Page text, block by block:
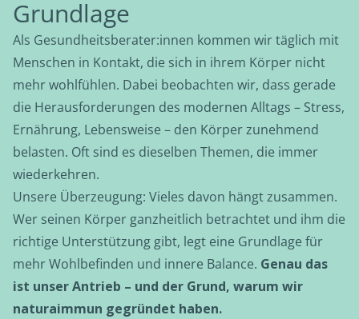
Grundlage
Als Gesundheitsberater:innen kommen wir täglich mit
Menschen in Kontakt, die sich in ihrem Körper nicht
mehr wohlfühlen. Dabei beobachten wir, dass gerade
die Herausforderungen des modernen Alltags – Stress,
Ernährung, Lebensweise – den Körper zunehmend
belasten. Oft sind es dieselben Themen, die immer
wiederkehren.
Unsere Überzeugung: Vieles davon hängt zusammen.
Wer seinen Körper ganzheitlich betrachtet und ihm die
richtige Unterstützung gibt, legt eine Grundlage für
mehr Wohlbefinden und innere Balance. Genau das
ist unser Antrieb – und der Grund, warum wir
naturaimmun gegründet haben.